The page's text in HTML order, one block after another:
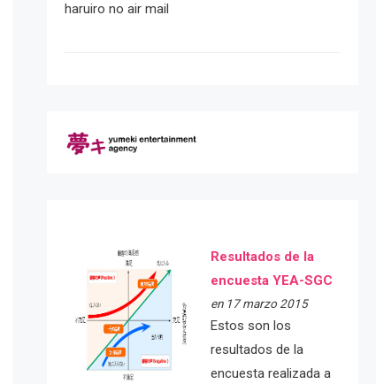
haruiro no air mail
Resultados de la
encuesta YEA-SGC
en 17 marzo 2015
Estos son los
resultados de la
encuesta realizada a